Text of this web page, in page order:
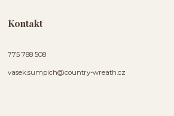
Kontakt
775 788 508
vasek.sumpich@country-wreath.cz